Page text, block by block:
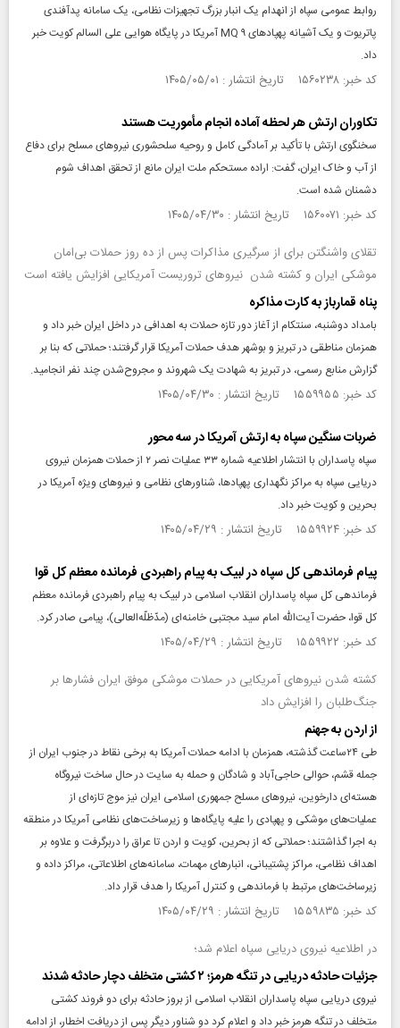
روابط عمومی سپاه از انهدام یک انبار بزرگ تجهیزات نظامی، یک سامانه پدآفندی
پاتریوت و یک آشیانه پهپاد‌های MQ ۹ آمریکا در پایگاه هوایی علی السالم کویت خبر
داد.
کد خبر: ۱۵۶۰۲۳۸ تاریخ انتشار : ۱۴۰۵/۰۵/۰۱
تکاوران ارتش هر لحظه آماده انجام مأموریت هستند
سخنگوی ارتش با تأکید بر آمادگی کامل و روحیه سلحشوری نیرو‌های مسلح برای دفاع
از آب و خاک ایران، گفت: اراده مستحکم ملت ایران مانع از تحقق اهداف شوم
دشمنان شده است.
کد خبر: ۱۵۶۰۰۷۱ تاریخ انتشار : ۱۴۰۵/۰۴/۳۰
تقلای واشنگتن برای از سرگیری مذاکرات پس از ده روز حملات بی‌امان
موشکی ایران و کشته شدن نیروهای تروریست آمریکایی افزایش یافته است
پناه قمارباز به کارت مذاکره
بامداد دوشنبه، سنتکام از آغاز دور تازه حملات به اهدافی در داخل ایران خبر داد و
همزمان مناطقی در تبریز و بوشهر هدف حملات آمریکا قرار گرفتند؛ حملاتی که بنا بر
گزارش منابع رسمی، در تبریز به شهادت یک شهروند و مجروح‌شدن چند نفر انجامید.
کد خبر: ۱۵۵۹۹۵۵ تاریخ انتشار : ۱۴۰۵/۰۴/۳۰
ضربات سنگین سپاه به ارتش آمریکا در سه محور
سپاه پاسداران با انتشار اطلاعیه شماره ۳۳ عملیات نصر ۲ از حملات همزمان نیروی
دریایی سپاه به مراکز نگهداری پهپادها، شناورهای نظامی و نیروهای ویژه آمریکا در
بحرین و کویت خبر داد.
کد خبر: ۱۵۵۹۹۲۴ تاریخ انتشار : ۱۴۰۵/۰۴/۲۹
پیام فرماندهی کل سپاه در لبیک به پیام راهبردی فرمانده معظم کل قوا
فرماندهی کل سپاه پاسداران انقلاب اسلامی در لبیک به پیام راهبردی فرمانده معظم
کل قوا، حضرت آیت‌الله امام سید مجتبی خامنه‌ای (مدّظلّه‌العالی)، پیامی صادر کرد.
کد خبر: ۱۵۵۹۹۲۲ تاریخ انتشار : ۱۴۰۵/۰۴/۲۹
کشته شدن نیرو‌های آمریکایی در حملات موشکی موفق ایران فشار‌ها بر
جنگ‌طلبان را افزایش داد
از اردن به جهنم
طی ۲۴ساعت گذشته، همزمان با ادامه حملات آمریکا به برخی نقاط در جنوب ایران از
جمله قشم، حوالی حاجی‌آباد و شادگان و حمله به سایت در حال ساخت نیروگاه
هسته‌ای دارخوین، نیرو‌های مسلح جمهوری اسلامی ایران نیز موج تازه‌ای از
عملیات‌های موشکی و پهپادی را علیه پایگاه‌ها و زیرساخت‌های نظامی آمریکا در منطقه
به اجرا گذاشتند؛ حملاتی که از بحرین، کویت و اردن تا عراق را دربرگرفت و علاوه بر
اهداف نظامی، مراکز پشتیبانی، انبار‌های مهمات، سامانه‌های اطلاعاتی، مراکز داده و
زیرساخت‌های مرتبط با فرماندهی و کنترل آمریکا را هدف قرار داد.
کد خبر: ۱۵۵۹۸۳۵ تاریخ انتشار : ۱۴۰۵/۰۴/۲۹
در اطلاعیه نیروی دریایی سپاه اعلام شد؛
جزئیات حادثه دریایی در تنگه هرمز؛ ۲ کشتی متخلف دچار حادثه شدند
نیروی دریایی سپاه پاسداران انقلاب اسلامی از بروز حادثه برای دو فروند کشتی
متخلف در تنگه هرمز خبر داد و اعلام کرد دو شناور دیگر پس از دریافت اخطار، از ادامه